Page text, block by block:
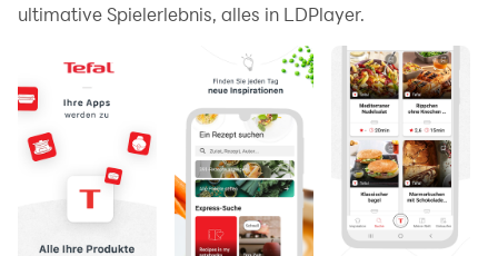
nie um die Leistung Ihres Geräts sorgen.
Dank der Multi-Instanz- und
Synchronisationsfunktionen können Sie auch mehrere
Apps und Konten auf Ihrem Computer ausführen.
Die Funktion zum Übertragen von Dateien zwischen
dem Emulator und dem Computer erleichtert auch das
Teilen von Fotos, Videos und Dateien.
ultimative Spielerlebnis, alles in LDPlayer.